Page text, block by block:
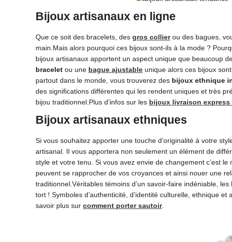
Bijoux artisanaux en ligne
Que ce soit des bracelets, des gros collierou des bagues,
main.Mais alors pourquoi ces bijoux sont-ils à la mode ?
bijoux artisanaux apportent un aspect unique que beaucoup
bracelet ou une bague ajustable unique alors ces bijoux
partout dans le monde, vous trouverez des bijoux ethnique
des significations différentes qui les rendent uniques et très
bijou traditionnel.Plus d’infos sur les bijoux livraison express
Bijoux artisanaux ethniques
Si vous souhaitez apporter une touche d’originalité à votre
artisanal. Il vous apportera non seulement un élément de
style et votre tenu. Si vous avez envie de changement c’est
peuvent se rapprocher de vos croyances et ainsi nouer une
traditionnel.Véritables témoins d’un savoir-faire indéniable, les
tort ! Symboles d’authenticité, d’identité culturelle, ethnique
savoir plus sur comment porter sautoir.